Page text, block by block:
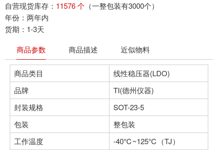
自营现货库存： 11576 个 （一整包装有3000个）
年份：两年内
货期：1-3天
商品参数
商品描述 近似物料
商品类目
线性稳压器(LDO)
品牌
TI(德州仪器)
封装规格
SOT-23-5
包装
整包装
工作温度
-40℃~125℃（TJ）